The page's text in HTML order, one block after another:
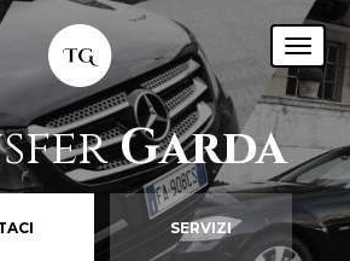
Garda
SERVIZI